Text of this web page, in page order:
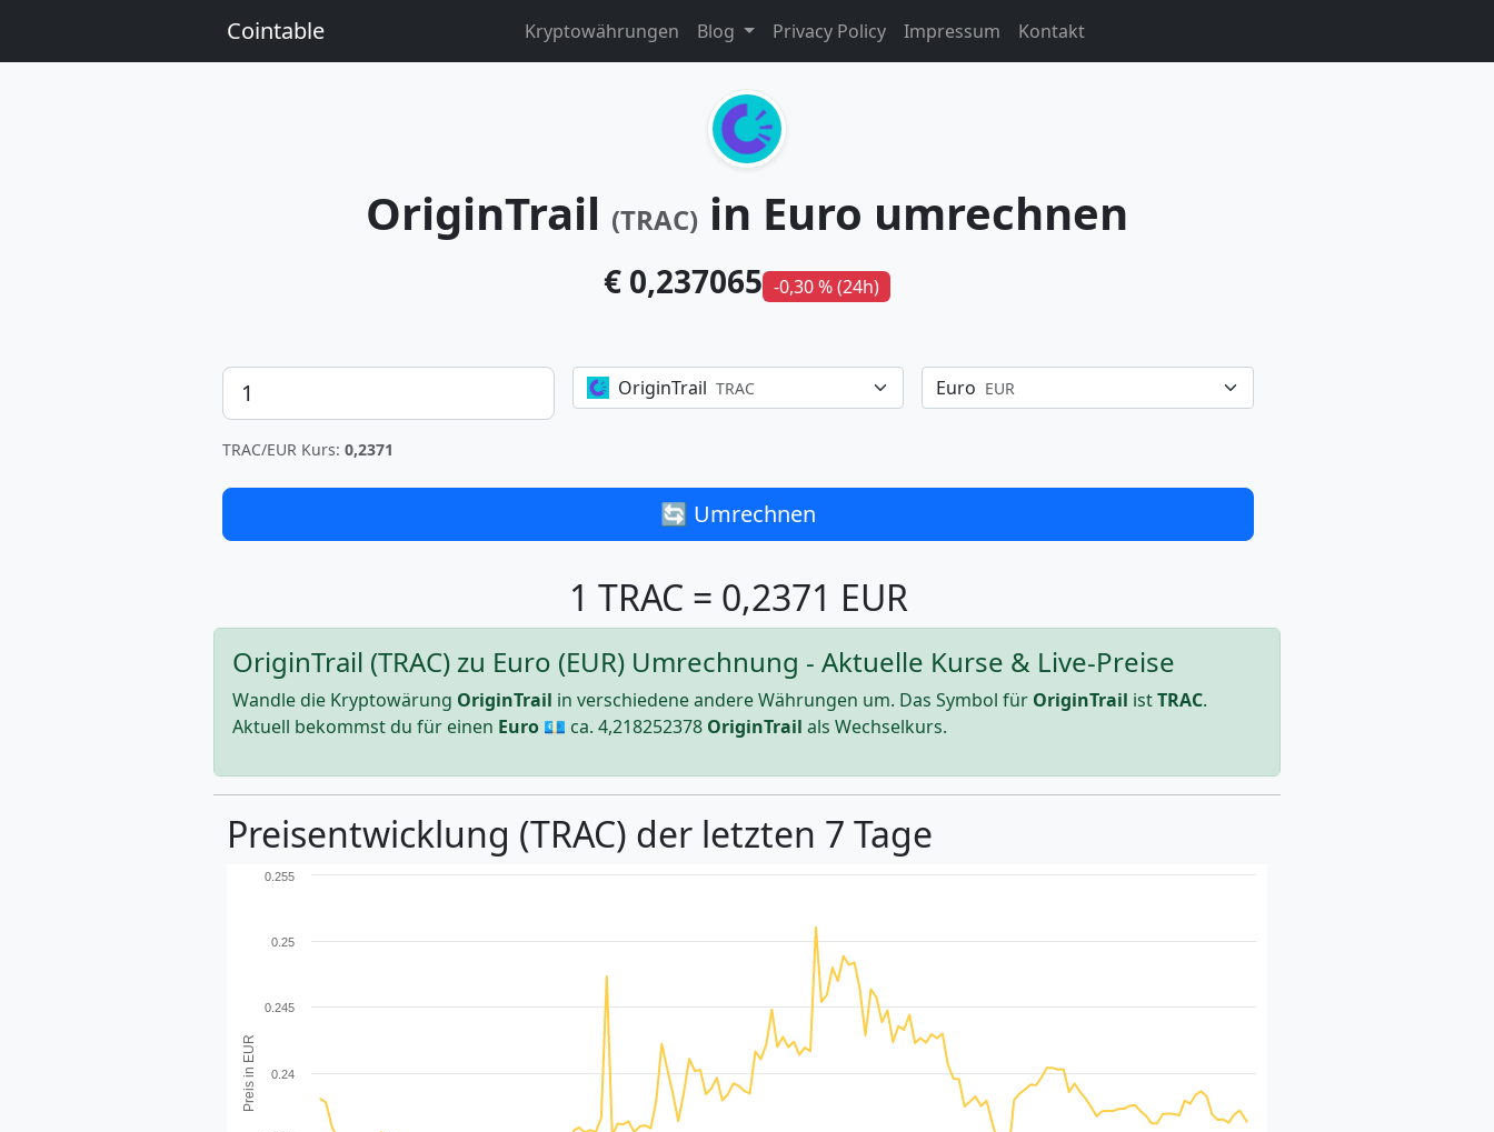
Cointable Kryptowährungen Blog Privacy Policy Impressum Kontakt
OriginTrail (TRAC) in Euro umrechnen
€ 0,237065 -0,30 % (24h)
Betrag OriginTrail TRAC Euro EUR
TRAC/EUR Kurs: 0,2371
🔄 Umrechnen
1 TRAC = 0,2371 EUR
OriginTrail (TRAC) zu Euro (EUR) Umrechnung - Aktuelle Kurse & Live-Preise
Wandle die Kryptowärung OriginTrail in verschiedene andere Währungen um. Das Symbol für OriginTrail istTRAC.
Aktuell bekommst du für einen Euro 💶 ca. 4,218252378 OriginTrail als Wechselkurs.
Preisentwicklung (TRAC) der letzten 7 Tage
Preis in EUR 0.24
0.245
0.25
0.255